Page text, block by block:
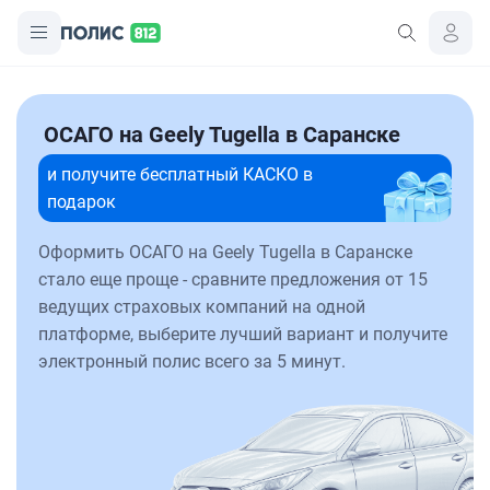
ОСАГО на Geely Tugella в Саранске
и получите бесплатный КАСКО в
подарок
Оформить ОСАГО на Geely Tugella в Саранске
стало еще проще - сравните предложения от 15
ведущих страховых компаний на одной
платформе, выберите лучший вариант и получите
электронный полис всего за 5 минут.